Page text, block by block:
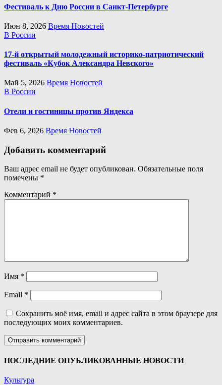
Фестиваль к Дню России в Санкт-Петербурге
Июн 8, 2026 Время Новостей
В России
17-й открытый молодежный историко-патриотический
фестиваль «Кубок Александра Невского»
Май 5, 2026 Время Новостей
В России
Отели и гостиницы против Яндекса
Фев 6, 2026 Время Новостей
Добавить комментарий
Ваш адрес email не будет опубликован. Обязательные поля
помечены *
Комментарий *
Имя *
Email *
Сохранить моё имя, email и адрес сайта в этом браузере для
последующих моих комментариев.
ПОСЛЕДНИЕ ОПУБЛИКОВАННЫЕ НОВОСТИ
Культура